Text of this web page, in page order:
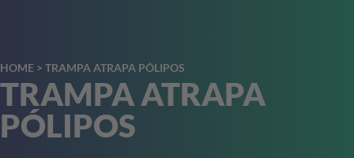
HOME > TRAMPA ATRAPA PÓLIPOS
TRAMPA ATRAPA
PÓLIPOS